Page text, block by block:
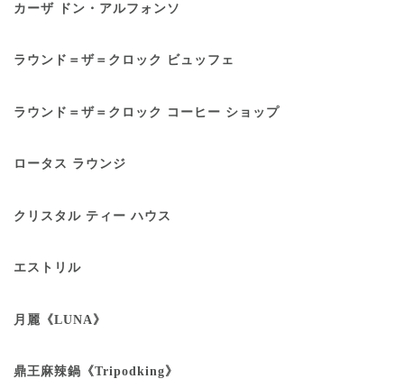
カーザ ドン・アルフォンソ
ラウンド＝ザ＝クロック ビュッフェ
ラウンド＝ザ＝クロック コーヒー ショップ
ロータス ラウンジ
クリスタル ティー ハウス
エストリル
月麗《LUNA》
鼎王麻辣鍋《Tripodking》